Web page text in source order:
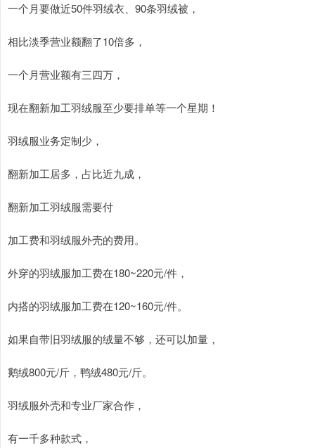
一个月要做近50件羽绒衣、90条羽绒被，
相比淡季营业额翻了10倍多，
一个月营业额有三四万，
现在翻新加工羽绒服至少要排单等一个星期！
羽绒服业务定制少，
翻新加工居多，占比近九成，
翻新加工羽绒服需要付
加工费和羽绒服外壳的费用。
外穿的羽绒服加工费在180~220元/件，
内搭的羽绒服加工费在120~160元/件。
如果自带旧羽绒服的绒量不够，还可以加量，
鹅绒800元/斤，鸭绒480元/斤。
羽绒服外壳和专业厂家合作，
有一千多种款式，